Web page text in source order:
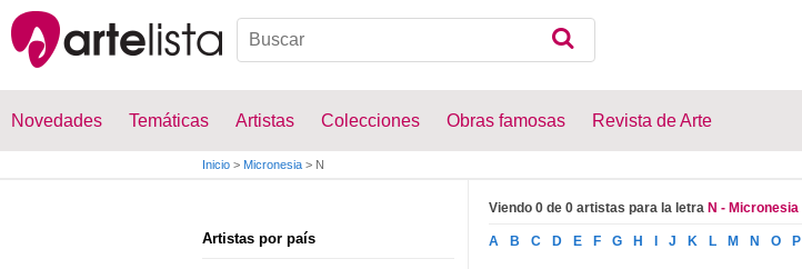
Novedades Temáticas Artistas Colecciones Obras famosas Revista de Arte
Inicio > Micronesia > N
Artistas por país
Viendo 0 de 0 artistas para la letra N - Micronesia
A B C D E F G H J K L M N O P